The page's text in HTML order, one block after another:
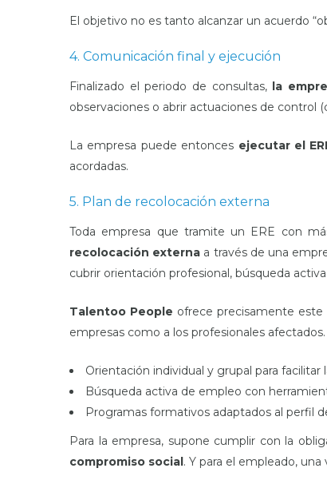
El objetivo no es tanto alcanzar un acuerdo
4. Comunicación final y ejecución
Finalizado el periodo de consultas, la
observaciones o abrir actuaciones de control
La empresa puede entonces ejecutar el
acordadas.
5. Plan de recolocación externa
Toda empresa que tramite un ERE con
recolocación externa a través de una
cubrir orientación profesional, búsqueda
Talentoo People ofrece precisamente este
empresas como a los profesionales
Orientación individual y grupal para facilitar
Búsqueda activa de empleo con
Programas formativos adaptados al perfil
Para la empresa, supone cumplir con la
compromiso social. Y para el empleado,